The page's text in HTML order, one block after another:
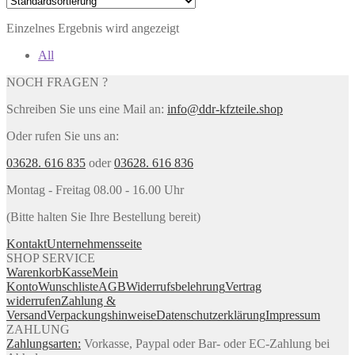
Einzelnes Ergebnis wird angezeigt
All
NOCH FRAGEN ?
Schreiben Sie uns eine Mail an: info@ddr-kfzteile.shop
Oder rufen Sie uns an:
03628. 616 835 oder03628. 616 836
Montag - Freitag 08.00 - 16.00 Uhr
(Bitte halten Sie Ihre Bestellung bereit)
KontaktUnternehmensseite
SHOP SERVICE
WarenkorbKasseMein
KontoWunschlisteAGBWiderrufsbelehrungVertrag
widerrufenZahlung &
VersandVerpackungshinweiseDatenschutzerklärungImpressum
ZAHLUNG
Zahlungsarten: Vorkasse, Paypal oder Bar- oder EC-Zahlung bei